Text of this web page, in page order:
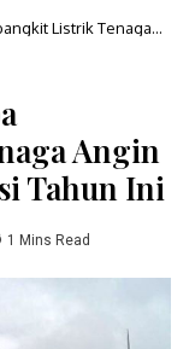
Listrik Tenaga
Angin
Tahun Ini
1 Mins Read